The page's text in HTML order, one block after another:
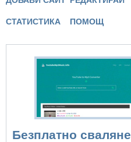
СТАТИСТИКА ПОМОЩ
Безплатно